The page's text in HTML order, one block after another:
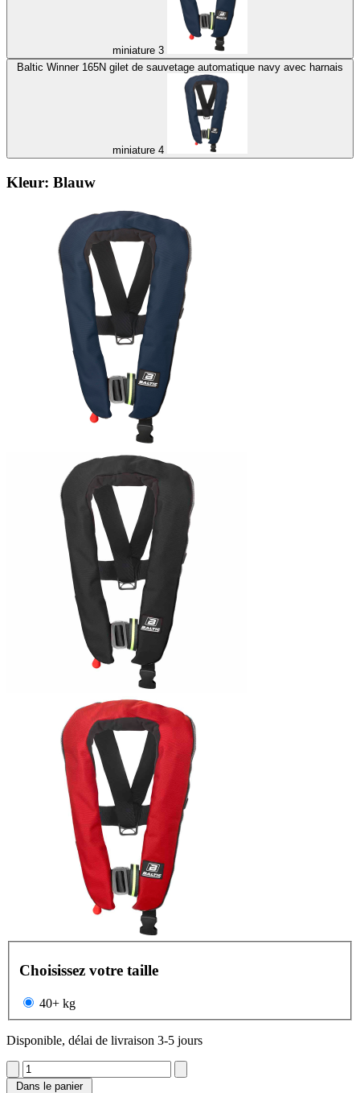
miniature 3
Baltic Winner 165N gilet de sauvetage automatique navy avec harnais
miniature 4
Kleur: Blauw
Choisissez votre taille
40+ kg
Disponible, délai de livraison 3-5 jours
Dans le panier